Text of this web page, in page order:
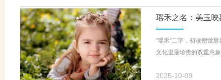
瑶禾之名：美玉
“瑶禾”二字，初读便觉
文化里最珍贵的双重意
2025-10-09